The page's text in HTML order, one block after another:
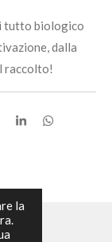
la
tutto biologico
dalla
raccolto!
C
d
C